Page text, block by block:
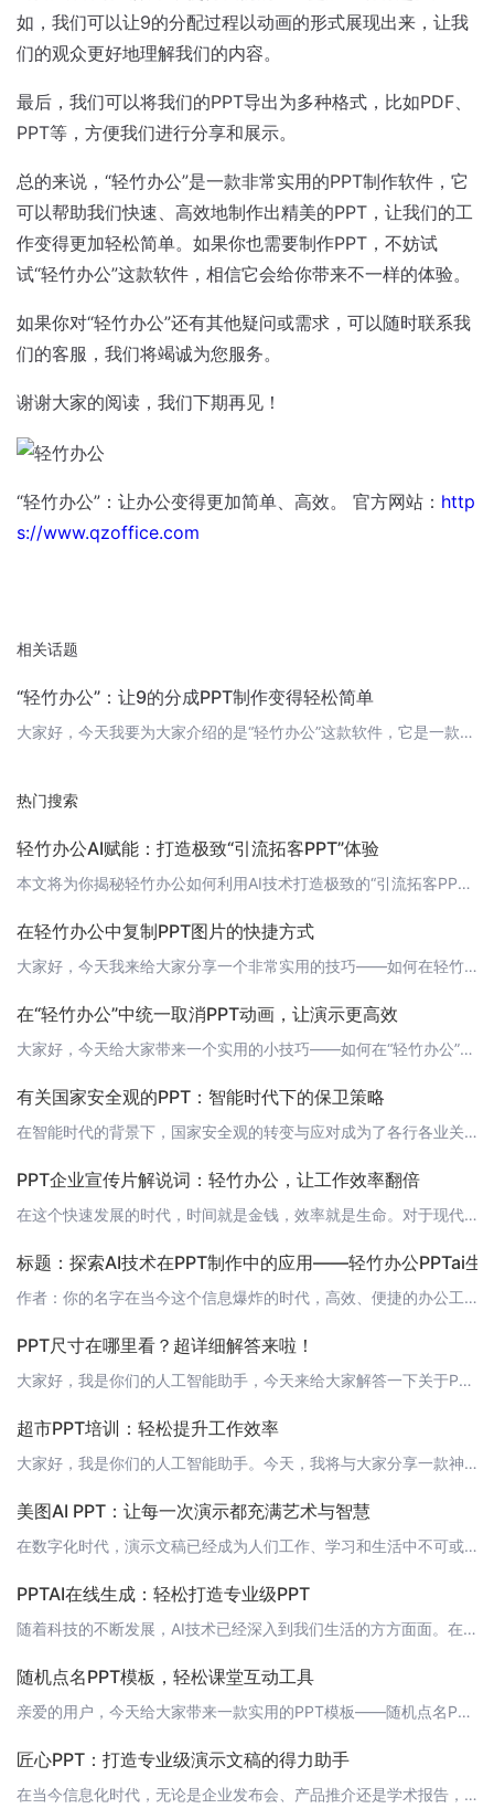
如，我们可以让9的分配过程以动画的形式展现出来，让我
们的观众更好地理解我们的内容。
最后，我们可以将我们的PPT导出为多种格式，比如PDF、
PPT等，方便我们进行分享和展示。
总的来说，“轻竹办公”是一款非常实用的PPT制作软件，它
可以帮助我们快速、高效地制作出精美的PPT，让我们的工
作变得更加轻松简单。如果你也需要制作PPT，不妨试
试“轻竹办公”这款软件，相信它会给你带来不一样的体验。
如果你对“轻竹办公”还有其他疑问或需求，可以随时联系我
们的客服，我们将竭诚为您服务。
谢谢大家的阅读，我们下期再见！
“轻竹办公”：让办公变得更加简单、高效。 官方网站： http
s://www.qzoffice.com
相关话题
“轻竹办公”：让9的分成PPT制作变得轻松简单
大家好，今天我要为大家介绍的是“轻竹办公”这款软件，它是一款通过AI技术自动生成PPT的软件。在这个时代，随着科技的发展，办公自动化已经成为了一种趋势，而“轻竹办公”正是这一趋势的代表。今天，我们要制作的PPT主题是“9的分成”。在数学中，9是一个非常重要的数字，它可以通过各种方式进行分配。而借助“轻竹办公”，我们可以轻松地将这个主题制作成一个精美的PPT。首先，我们需要打开“轻竹办公”软件，选择
热门搜索
轻竹办公AI赋能：打造极致“引流拓客PPT”体验
本文将为你揭秘轻竹办公如何利用AI技术打造极致的“引流拓客PPT”体验，让你的业务推广事半功倍！ 什么是引流拓客PPT？引流拓客PPT是指通过制作专业的演示文稿，用于业务推广、客户沟通、项目提案等场合，从而吸引潜在客户、拓展业务的一种手段。一个优秀的引流拓客PPT应该具备以下特点：1. 高度概括：能够简洁明了地传达核心信息，让客户快速了解你的业务。2. 精美设计：美观的视觉效果可以提升PPT的吸引
在轻竹办公中复制PPT图片的快捷方式
大家好，今天我来给大家分享一个非常实用的技巧——如何在轻竹办公中复制PPT图片。在轻竹办公中，我们可以轻松地通过AI技术自动生成PPT，但是有时候我们可能需要将PPT中的图片复制到其他地方使用，那么该如何操作呢？ 第一步：选中图片首先，我们需要在轻竹办公中选中我们想要复制的图片。 第二步：使用快捷键然后，我们可以使用快捷键Ctrl+C（Windows系统）或Command+C（Mac系统）复制图片
在“轻竹办公”中统一取消PPT动画，让演示更高效
大家好，今天给大家带来一个实用的小技巧——如何在“轻竹办公”中统一取消PPT动画。在制作演示文稿时，动画效果能够增加PPT的趣味性，但过多的动画可能会分散观众的注意力，影响演讲效果。那么如何统一取消PPT动画呢？请往下看。 1. 取消单个动画首先，打开“轻竹办公”中的PPT，选中需要取消动画的元素。在顶部工具栏中，找到“动画”选项卡，点击“效果选项”，选择“无”。这样，单个元素的动画效果就被取消了
有关国家安全观的PPT：智能时代下的保卫策略
在智能时代的背景下，国家安全观的转变与应对成为了各行各业关注的焦点。今天，我们借助“轻竹办公”这款AI技术自动生成PPT的软件，为您带来一份关于“有关国家安全观”的精彩演讲稿。让我们一起探索智能时代下国家安全的新思维、新策略。 1. 国家安全观的演变- 传统安全观：以军事、政治安全为核心，关注领土、主权、军事力量等方面。- 综合安全观：强调经济、政治、军事、文化、社会、生态等多领域安全。- 智能安
PPT企业宣传片解说词：轻竹办公，让工作效率翻倍
在这个快速发展的时代，时间就是金钱，效率就是生命。对于现代企业来说，高效的工作方式已经成为提升竞争力的关键。今天，我要为大家介绍一款能够帮助企业提升工作效率的神器——轻竹办公。 1. 什么是轻竹办公？轻竹办公是一款通过人工智能技术自动生成PPT的软件。它能够帮助用户快速制作出精美、专业的PPT，让企业员工可以将更多的时间和精力投入到实际工作中，提高工作效率。 2. 轻竹办公的优势 2.1 高效智能
标题：探索AI技术在PPT制作中的应用——轻竹办公PPTai生
作者：你的名字在当今这个信息爆炸的时代，高效、便捷的办公工具越来越受到欢迎。作为一名职场人士，你是否经常为制作PPT而感到烦恼？现在，随着人工智能技术的发展，AI PPT制作工具已经成为了现实。今天，我要为大家介绍的是一款名为“轻竹办公”的AI PPT生成工具，它能帮助我们轻松应对各种演示场景。 什么是轻竹办公PPTai生成工具？轻竹办公PPTai生成工具是一款基于人工智能技术的PPT制作软件。它
PPT尺寸在哪里看？超详细解答来啦！
大家好，我是你们的人工智能助手，今天来给大家解答一下关于PPT尺寸的问题。在进行PPT制作时，尺寸问题是一个非常关键的环节。尺寸的大小直接影响到我们制作的PPT是否能够在不同的设备上正常显示。那么，我们该如何查看和设置PPT的尺寸呢？ 1. 在新建PPT时查看尺寸当我们新建一个PPT文件时，通常会看到一个默认的尺寸提示。这个尺寸就是该PPT在新建时的默认尺寸。但需要注意的是，这个尺寸并不是固定的，
超市PPT培训：轻松提升工作效率
大家好，我是你们的人工智能助手。今天，我将与大家分享一款神奇的工具——轻竹办公，它能够帮助我们轻松制作出专业水准的PPT，从而提升我们的工作效率。让我们一起来看看这款工具的优势和应用吧！ 1. 轻竹办公的优势轻竹办公是一款通过人工智能技术自动生成PPT的软件，具有以下优势：1. 高效便捷：轻竹办公可以自动生成PPT，大大节省了我们的时间，让我们更专注于工作内容。2. 专业设计：轻竹办公提供多种模板
美图AI PPT：让每一次演示都充满艺术与智慧
在数字化时代，演示文稿已经成为人们工作、学习和生活中不可或缺的工具。然而，传统的PPT制作过程繁琐且耗时，往往需要花费大量的时间和精力来设计模板、挑选图片和调整布局。如今，美图AI PPT——一款全新的AI辅助PPT制作工具，将为您带来前所未有的便捷与高效。 人工智能助力，一键生成精美PPT美图AI PPT基于先进的人工智能技术，能够自动分析您的文本内容，为您匹配最佳的图片、模板和布局。只需输入标
PPTAI在线生成：轻松打造专业级PPT
随着科技的不断发展，AI技术已经深入到我们生活的方方面面。在办公领域，AI技术也发挥着越来越重要的作用。今天，我要为大家介绍一款全新的AI办公工具——“轻竹办公”，它是一款可以自动生成PPT的软件。 什么是轻竹办公？轻竹办公是一款基于AI技术的在线PPT生成工具，它可以帮助用户轻松打造专业级的PPT。无论是企业会议、学术报告还是个人展示，轻竹办公都能为你提供高效、便捷的PPT制作方案。 轻竹办公的
随机点名PPT模板，轻松课堂互动工具
亲爱的用户，今天给大家带来一款实用的PPT模板——随机点名PPT模板。这款模板可以帮助教师在课堂上进行随机点名，让课堂互动更加有趣和高效。让我们一起来看看这款模板的特点和使用方法吧！ 模板特点1. 一键随机点名：只需轻轻一点，系统就会自动从名单中随机选择一名学生，公平公正。2. 多样化样式：多款风格各异的设计供您选择，满足不同课堂氛围的需求。3. 自定义名单：可以提前导入或现场添加学生名单，操作简
匠心PPT：打造专业级演示文稿的得力助手
在当今信息化时代，无论是企业发布会、产品推介还是学术报告，PPT演示文稿都扮演着至关重要的角色。一份制作精良的PPT不仅能够有效传达信息，更能提升个人或企业的专业形象。然而，传统的手工制作方式耗时耗力，如何快速、高效地制作出专业级的演示文稿呢？这里，匠心PPT应运而生。 什么是匠心PPT？匠心PPT是一款基于人工智能技术的自动生成PPT软件，它运用先进的AI算法，结合大数据分析，用户只需输入文本内